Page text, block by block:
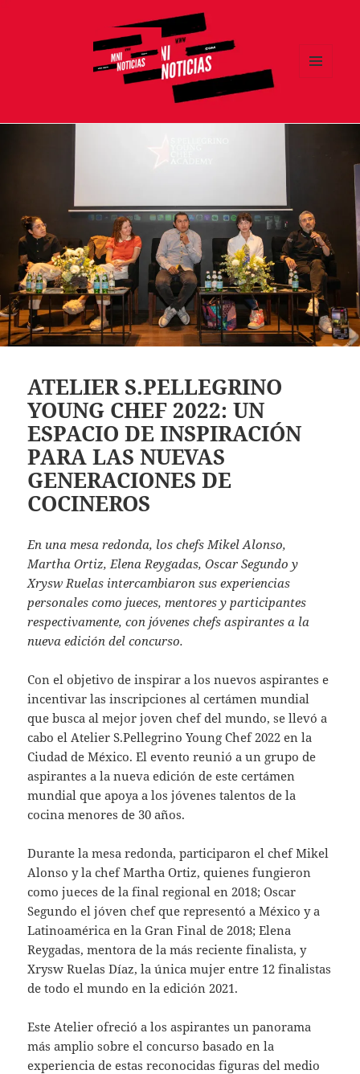
ATELIER S.PELLEGRINO
YOUNG CHEF 2022: UN
ESPACIO DE INSPIRACIÓN
PARA LAS NUEVAS
GENERACIONES DE
COCINEROS
En una mesa redonda, los chefs Mikel Alonso,
Martha Ortiz, Elena Reygadas, Oscar Segundo y
Xrysw Ruelas intercambiaron sus experiencias
personales como jueces, mentores y participantes
respectivamente, con jóvenes chefs aspirantes a la
nueva edición del concurso.
Con el objetivo de inspirar a los nuevos aspirantes e
incentivar las inscripciones al certámen mundial
que busca al mejor joven chef del mundo, se llevó a
cabo el Atelier S.Pellegrino Young Chef 2022 en la
Ciudad de México. El evento reunió a un grupo de
aspirantes a la nueva edición de este certámen
mundial que apoya a los jóvenes talentos de la
cocina menores de 30 años.
Durante la mesa redonda, participaron el chef Mikel
Alonso y la chef Martha Ortiz, quienes fungieron
como jueces de la final regional en 2018; Oscar
Segundo el jóven chef que representó a México y a
Latinoamérica en la Gran Final de 2018; Elena
Reygadas, mentora de la más reciente finalista, y
Xrysw Ruelas Díaz, la única mujer entre 12 finalistas
de todo el mundo en la edición 2021.
Este Atelier ofreció a los aspirantes un panorama
más amplio sobre el concurso basado en la
experiencia de estas reconocidas figuras del medio